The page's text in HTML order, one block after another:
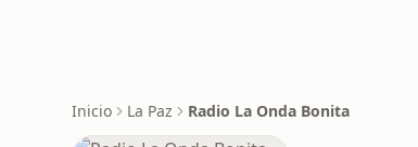
Inicio La Paz Radio La Onda Bonita